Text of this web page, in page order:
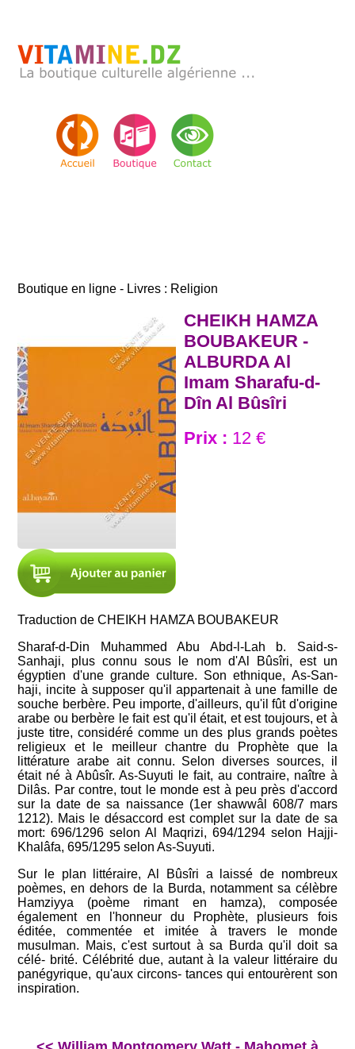
Boutique en ligne - Livres : Religion
CHEIKH HAMZA
BOUBAKEUR -
ALBURDA Al
Imam Sharafu-d-
Dîn Al Bûsîri
Prix : 12 €
Traduction de CHEIKH HAMZA BOUBAKEUR
Sharaf-d-Din Muhammed Abu Abd-l-Lah b. Said-s-
Sanhaji, plus connu sous le nom d'Al Bûsîri, est un
égyptien d'une grande culture. Son ethnique, As-San-
haji, incite à supposer qu'il appartenait à une famille de
souche berbère. Peu importe, d'ailleurs, qu'il fût d'origine
arabe ou berbère le fait est qu'il était, et est toujours, et à
juste titre, considéré comme un des plus grands poètes
religieux et le meilleur chantre du Prophète que la
littérature arabe ait connu. Selon diverses sources, il
était né à Abûsîr. As-Suyuti le fait, au contraire, naître à
Dilâs. Par contre, tout le monde est à peu près d'accord
sur la date de sa naissance (1er shawwâl 608/7 mars
1212). Mais le désaccord est complet sur la date de sa
mort: 696/1296 selon Al Maqrizi, 694/1294 selon Hajji-
Khalâfa, 695/1295 selon As-Suyuti.
Sur le plan littéraire, Al Bûsîri a laissé de nombreux
poèmes, en dehors de la Burda, notamment sa célèbre
Hamziyya (poème rimant en hamza), composée
également en l'honneur du Prophète, plusieurs fois
éditée, commentée et imitée à travers le monde
musulman. Mais, c'est surtout à sa Burda qu'il doit sa
célé- brité. Célébrité due, autant à la valeur littéraire du
panégyrique, qu'aux circons- tances qui entourèrent son
inspiration.